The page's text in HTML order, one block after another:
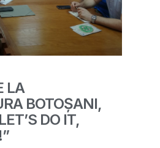
LA
BOTOȘANI,
DO IT,